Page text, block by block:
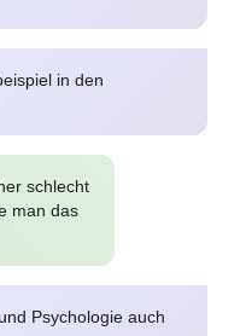
in den
schlecht
man das
Psychologie auch